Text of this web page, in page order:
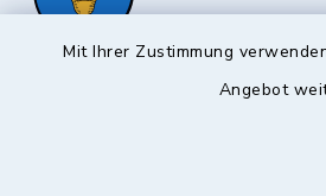
Mit Ihrer Zustimmung
Angebot
Hochstadt a.Main